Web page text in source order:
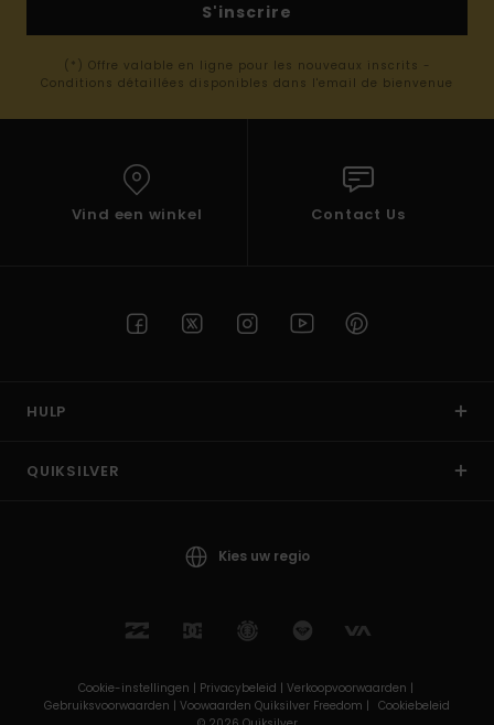
S'inscrire
(*) Offre valable en ligne pour les nouveaux inscrits -
Conditions détaillées disponibles dans l'email de bienvenue
Vind een winkel Contact Us
HULP
QUIKSILVER
Kies uw regio
Cookie-instellingen | Privacybeleid | Verkoopvoorwaarden |
Gebruiksvoorwaarden | Voowaarden Quiksilver Freedom | Cookiebeleid